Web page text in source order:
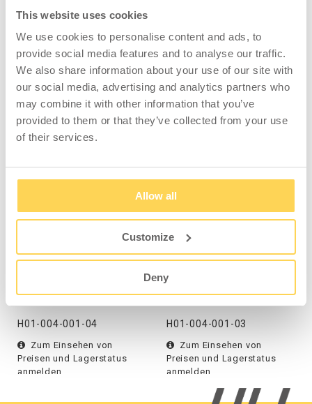
This website uses cookies
We use cookies to personalise content and ads, to
provide social media features and to analyse our traffic.
We also share information about your use of our site with
our social media, advertising and analytics partners who
may combine it with other information that you’ve
provided to them or that they’ve collected from your use
of their services.
Allow all
Customize
Deny
Das Sitzkissen hat einen Durchmesser von
257,2 mm und ein Höhe von 38,1 mm.
Höchstlast: 136 kg.
ÄHNLICHE PRODUKTE
Montage Rollliege/-
H01-004-001-04
Zum Einsehen von
Preisen und Lagerstatus
anmelden.
Werkstattshocker mit
Stauraum
H01-004-001-03
Zum Einsehen von
Preisen und Lagerstatus
anmelden.